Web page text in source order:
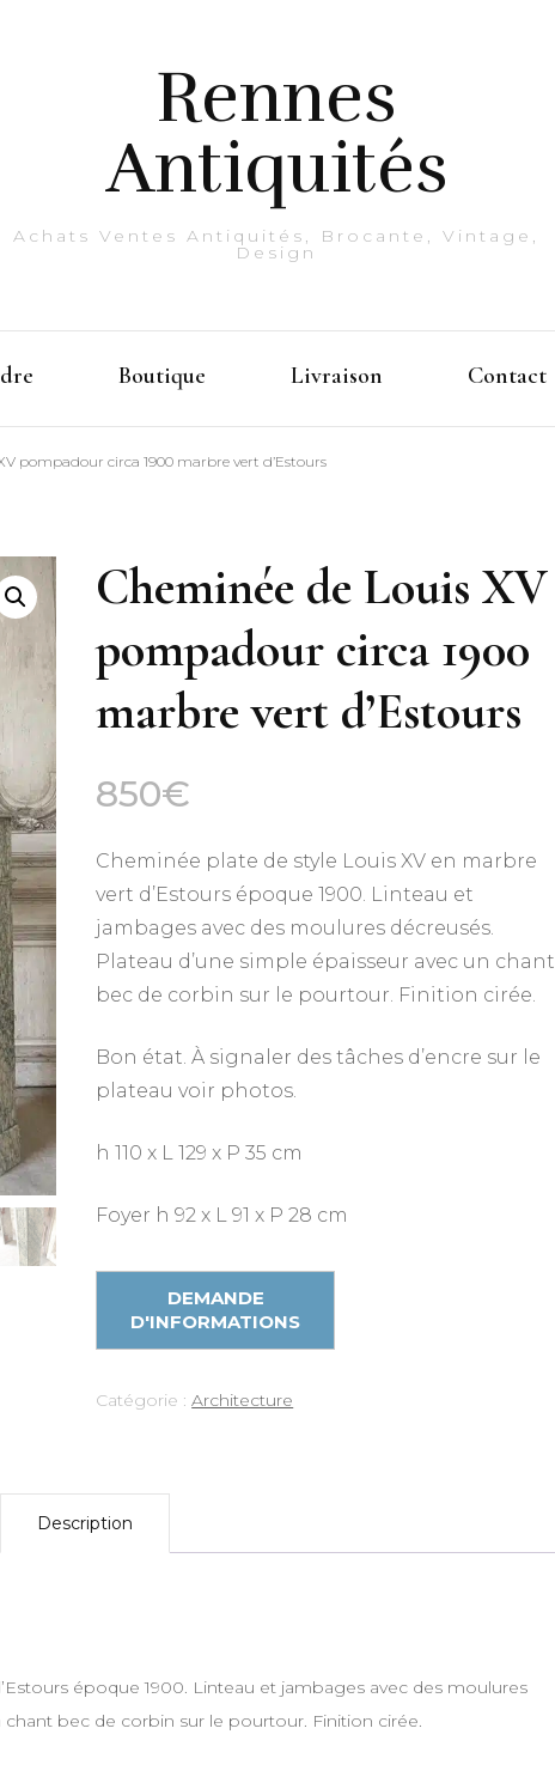
Rennes
Antiquités
Achats Ventes Antiquités, Brocante, Vintage,
Design
Boutique Livraison Contact
pompadour circa 1900 marbre vert d’Estours
Cheminée de Louis XV
pompadour circa 1900
marbre vert d’Estours
850€
Cheminée plate de style Louis XV en marbre
vert d’Estours époque 1900. Linteau et
jambages avec des moulures décreusés.
Plateau d’une simple épaisseur avec un chant
bec de corbin sur le pourtour. Finition cirée.
Bon état. À signaler des tâches d’encre sur le
plateau voir photos.
h 110 x L 129 x P 35 cm
Foyer h 92 x L 91 x P 28 cm
Catégorie :Architecture
Description
époque 1900. Linteau et jambages avec des moulures
chant bec de corbin sur le pourtour. Finition cirée.